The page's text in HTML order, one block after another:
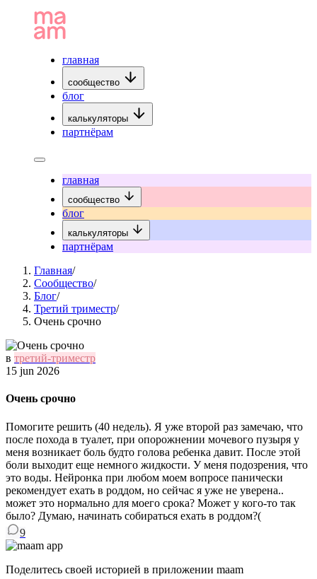
главная
сообщество
блог
калькуляторы
партнёрам
главная
сообщество
блог
калькуляторы
партнёрам
Главная/
Сообщество/
Блог/
Третий триместр/
Очень срочно
в третий-триместр
15 jun 2026
Очень срочно
Помогите решить (40 недель). Я уже второй раз замечаю, что
после похода в туалет, при опорожнении мочевого пузыря у
меня возникает боль будто голова ребенка давит. После этой
боли выходит еще немного жидкости. У меня подозрения, что
это воды. Нейронка при любом моем вопросе панически
рекомендует ехать в роддом, но сейчас я уже не уверена..
может это нормально для моего срока? Может у кого-то так
было? Думаю, начинать собираться ехать в роддом?(
9
Поделитесь своей историей в приложении maam